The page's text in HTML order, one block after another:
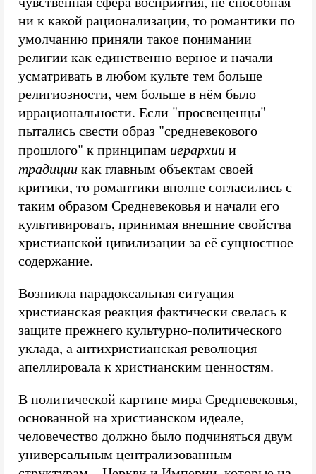
ни к какой рационализации, то романтики по
умолчанию приняли такое понимании
религии как единственно верное и начали
усматривать в любом культе тем больше
религиозности, чем больше в нём было
иррациональности. Если "просвещенцы"
пытались свести образ "средневекового
прошлого" к принципам иерархиии
традициикак главным объектам своей
критики, то романтики вполне согласились с
таким образом Средневековья и начали его
культивировать, принимая внешние свойства
христианской цивилизации за её сущностное
содержание.
Возникла парадоксальная ситуация –
христианская реакция фактически свелась к
защите прежнего культурно-политического
уклада, а антихристианская революция
апеллировала к христианским ценностям.
В политической картине мира Средневековья,
основанной на христианском идеале,
человечество должно было подчиняться двум
универсальным централизованным